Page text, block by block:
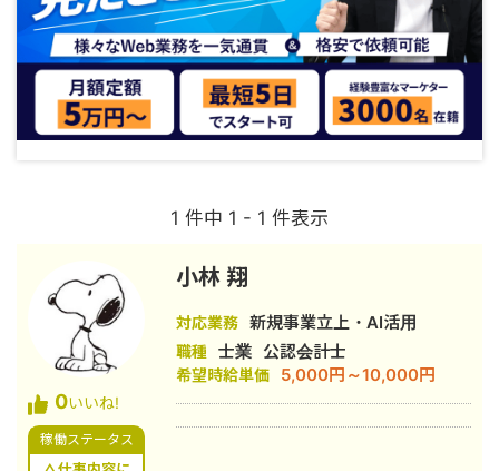
1 件中 1 - 1 件表示
0いいね!
稼働ステータス
小林 翔
対応業務 新規事業立上・AI活用
職種 士業 公認会計士
希望時給単価 5,000円～10,000円